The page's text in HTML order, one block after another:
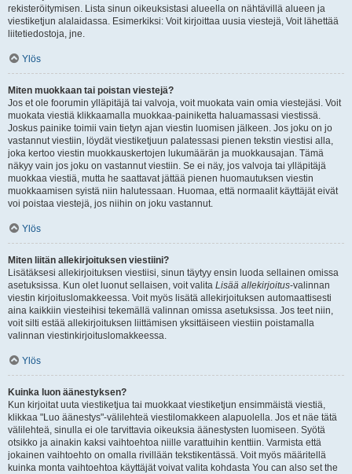
rekisteröitymisen. Lista sinun oikeuksistasi alueella on nähtävillä alueen ja
viestiketjun alalaidassa. Esimerkiksi: Voit kirjoittaa uusia viestejä, Voit lähettää
liitetiedostoja, jne.
Ylös
Miten muokkaan tai poistan viestejä?
Jos et ole foorumin ylläpitäjä tai valvoja, voit muokata vain omia viestejäsi. Voit
muokata viestiä klikkaamalla muokkaa-painiketta haluamassasi viestissä.
Joskus painike toimii vain tietyn ajan viestin luomisen jälkeen. Jos joku on jo
vastannut viestiin, löydät viestiketjuun palatessasi pienen tekstin viestisi alla,
joka kertoo viestin muokkauskertojen lukumäärän ja muokkausajan. Tämä
näkyy vain jos joku on vastannut viestiin. Se ei näy, jos valvoja tai ylläpitäjä
muokkaa viestiä, mutta he saattavat jättää pienen huomautuksen viestin
muokkaamisen syistä niin halutessaan. Huomaa, että normaalit käyttäjät eivät
voi poistaa viestejä, jos niihin on joku vastannut.
Ylös
Miten liitän allekirjoituksen viestiini?
Lisätäksesi allekirjoituksen viestiisi, sinun täytyy ensin luoda sellainen omissa
asetuksissa. Kun olet luonut sellaisen, voit valita Lisää allekirjoitus-valinnan
viestin kirjoituslomakkeessa. Voit myös lisätä allekirjoituksen automaattisesti
aina kaikkiin viesteihisi tekemällä valinnan omissa asetuksissa. Jos teet niin,
voit silti estää allekirjoituksen liittämisen yksittäiseen viestiin poistamalla
valinnan viestinkirjoituslomakkeessa.
Ylös
Kuinka luon äänestyksen?
Kun kirjoitat uuta viestiketjua tai muokkaat viestiketjun ensimmäistä viestiä,
klikkaa "Luo äänestys"-välilehteä viestilomakkeen alapuolella. Jos et näe tätä
välilehteä, sinulla ei ole tarvittavia oikeuksia äänestysten luomiseen. Syötä
otsikko ja ainakin kaksi vaihtoehtoa niille varattuihin kenttiin. Varmista että
jokainen vaihtoehto on omalla rivillään tekstikentässä. Voit myös määritellä
kuinka monta vaihtoehtoa käyttäjät voivat valita kohdasta You can also set the